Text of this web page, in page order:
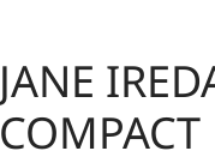
JANE
COMPACT